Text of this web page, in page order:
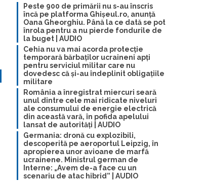
Peste 900 de primării nu s-au înscris
încă pe platforma Ghișeul.ro, anunță
Oana Gheorghiu. Până la ce dată se pot
înrola pentru a nu pierde fondurile de
la buget | AUDIO
Cehia nu va mai acorda protecție
temporară bărbaților ucraineni apți
pentru serviciul militar care nu
dovedesc că și-au îndeplinit obligațiile
militare
România a înregistrat miercuri seară
unul dintre cele mai ridicate niveluri
ale consumului de energie electrică
din această vară, în pofida apelului
lansat de autorități | AUDIO
Germania: dronă cu explozibili,
descoperită pe aeroportul Leipzig, în
apropierea unor avioane de marfă
ucrainene. Ministrul german de
Interne: „Avem de-a face cu un
scenariu de atac hibrid” | AUDIO